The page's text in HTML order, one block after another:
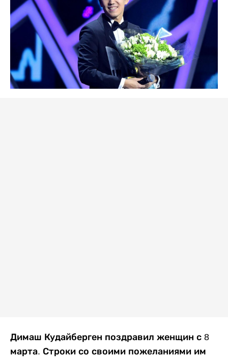
Димаш Кудайберген поздравил женщин с 8
марта. Строки со своими пожеланиями им